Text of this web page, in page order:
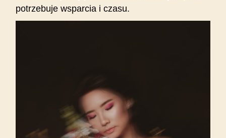
potrzebuje wsparcia i czasu.